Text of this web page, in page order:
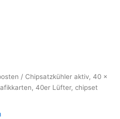
/ Chipsatzkühler aktiv, 40 x
40er Lüfter, chipset